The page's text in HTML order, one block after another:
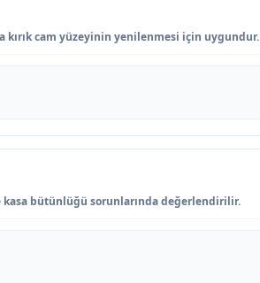
kırık cam yüzeyinin yenilenmesi için uygundur.
kasa bütünlüğü sorunlarında değerlendirilir.